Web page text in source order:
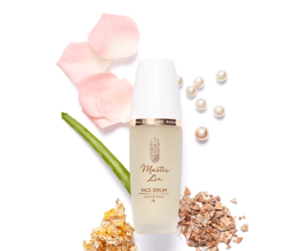
Aufgrund ihrer hohen Menge…